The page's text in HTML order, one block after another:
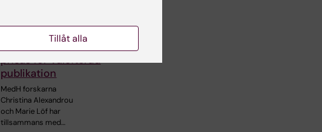
MedH-forskare
prisas för välciterad
publikation
MedH forskarna
Christina Alexandrou
och Marie Löf har
tillsammans med…
Tillåt alla